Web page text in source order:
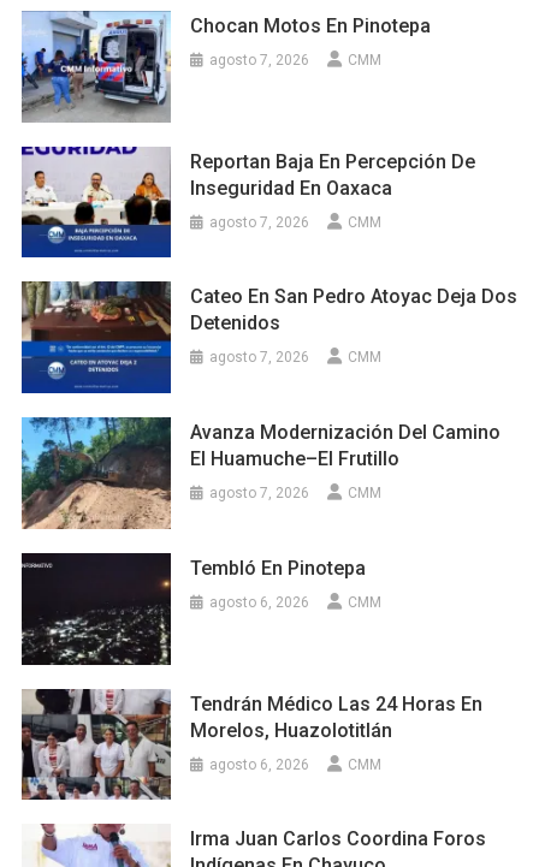
Chocan Motos En Pinotepa
agosto 7, 2026 CMM
Reportan Baja En Percepción De
Inseguridad En Oaxaca
agosto 7, 2026 CMM
Cateo En San Pedro Atoyac Deja Dos
Detenidos
agosto 7, 2026 CMM
Avanza Modernización Del Camino
El Huamuche–El Frutillo
agosto 7, 2026 CMM
Tembló En Pinotepa
agosto 6, 2026 CMM
Tendrán Médico Las 24 Horas En
Morelos, Huazolotitlán
agosto 6, 2026 CMM
Irma Juan Carlos Coordina Foros